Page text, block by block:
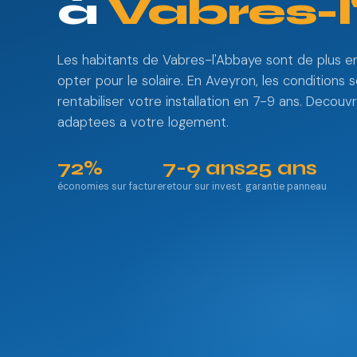
à Vabres-
Les habitants de Vabres-l'Abbaye sont de plus
opter pour le solaire. En Aveyron, les conditions
rentabiliser votre installation en 7-9 ans.
adaptees a votre logement.
72%
économies sur facture
7-9 ans
retour sur invest.
25 ans
garantie panneau